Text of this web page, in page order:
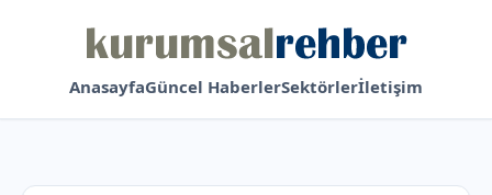
AnasayfaGüncel HaberlerSektörlerİletişim